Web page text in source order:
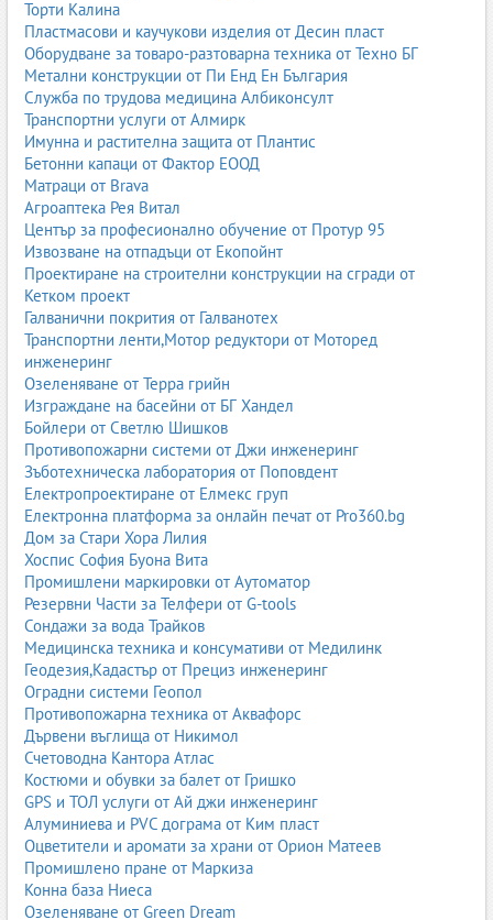
електрокари;
транспалети.
Известни са с енергийна ефективност и иновативни решения.
3.4. Hyster и Yale
Американски марки, популярни с:
здравина;
висока товароподемност;
дълъг живот;
подходящи за тежка индустрия.
3.5. Hyundai, Doosan, Hangcha, Lonking
Азиатските марки предлагат отлично съотношение цена/
качество и са широко използвани в България.
4. Нови и употребявани мотокари
Фирмите в България предлагат както нови, така и употребявани
мотокари, в зависимост от бюджета и нуждите на бизнеса.
4.1. Нови мотокари
Предимства:
гаранция;
висока надеждност;
ниски разходи за поддръжка;
модерни системи за безопасност;
възможност за лизинг.
4.2. Употребявани мотокари
Предимства:
по-ниска цена;
бърза доставка;
възможност за рециклирани машини;
подходящи за малки фирми.
Важно е да се купуват от проверени дилъри със сервизна
история.
Торти Калина
Пластмасови и каучукови изделия от Десин пласт
Оборудване за товаро-разтоварна техника от Техно БГ
Метални конструкции от Пи Енд Ен България
Служба по трудова медицина Албиконсулт
Транспортни услуги от Алмирк
Имунна и растителна защита от Плантис
Бетонни капаци от Фактор ЕООД
Матраци от Brava
Агроаптека Рея Витал
Център за професионално обучение от Протур 95
Извозване на отпадъци от Екопойнт
Проектиране на строителни конструкции на сгради от
Кетком проект
Галванични покрития от Галванотех
Транспортни ленти,Мотор редуктори от Моторед
инженеринг
Озеленяване от Терра грийн
Изграждане на басейни от БГ Хандел
Бойлери от Светлю Шишков
Противопожарни системи от Джи инженеринг
Зъботехническа лаборатория от Поповдент
Електропроектиране от Елмекс груп
Електронна платформа за онлайн печат от Pro360.bg
Дом за Стари Хора Лилия
Хоспис София Буона Вита
Промишлени маркировки от Аутоматор
Резервни Части за Телфери от G-tools
Сондажи за вода Трайков
Медицинска техника и консумативи от Медилинк
Геодезия,Кадастър от Прециз инженеринг
Оградни системи Геопол
Противопожарна техника от Аквафорс
Дървени въглища от Никимол
Счетоводна Кантора Атлас
Костюми и обувки за балет от Гришко
GPS и ТОЛ услуги от Ай джи инженеринг
Алуминиева и PVC дограма от Ким пласт
Оцветители и аромати за храни от Орион Матеев
Промишлено пране от Маркиза
Конна база Ниеса
Озеленяване от Green Dream